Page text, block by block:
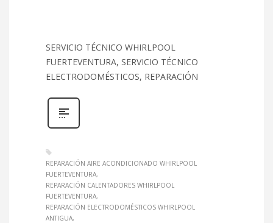
SERVICIO TÉCNICO WHIRLPOOL
FUERTEVENTURA, SERVICIO TÉCNICO
ELECTRODOMÉSTICOS, REPARACIÓN
REPARACIÓN AIRE ACONDICIONADO WHIRLPOOL
FUERTEVENTURA
REPARACIÓN CALENTADORES WHIRLPOOL
FUERTEVENTURA
REPARACIÓN ELECTRODOMÉSTICOS WHIRLPOOL
ANTIGUA